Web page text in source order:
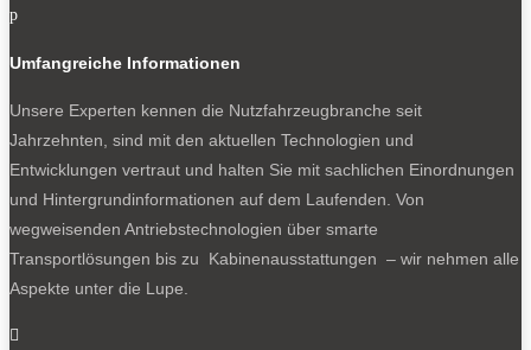
p
Umfangreiche Informationen
Unsere Experten kennen die Nutzfahrzeugbranche seit
Jahrzehnten, sind mit den aktuellen Technologien und
Entwicklungen vertraut und halten Sie mit sachlichen Einordnungen
und Hintergrundinformationen auf dem Laufenden. Von
wegweisenden Antriebstechnologien über smarte
Transportlösungen bis zu Kabinenausstattungen – wir nehmen alle
Aspekte unter die Lupe.
